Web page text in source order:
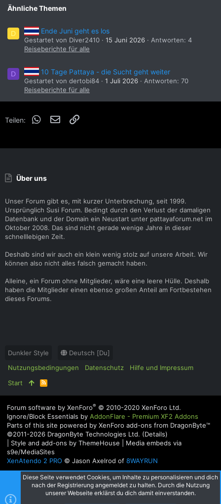
:
Ähnliche Themen
D Ende Juni geht es los
Gestartet von Diver2410 15 Juni 2026
Antworten: 4
Reiseberichte für alle
D 10 Tage Pattaya - die Sucht geht weiter
Gestartet von dertobi84 1 Juli 2026
Antworten: 70
Reiseberichte für alle
Teilen: WhatsApp
E-Mail
Über uns
Unser Forum gibt es, mit kurzer Unterbrechung, seit 1999.
Ursprünglich Susi Forum. Bedingt durch den Verlust der damaligen
Datenbank und der Domain ein Neustart unter pattayaforum.net im
Oktober 2008. Das sind nicht gerade wenige Jahre in dieser
schnelllebigen Zeit.
Deshalb sind wir auch ein klein wenig stolz auf unsere Arbeit. Wir
können also nicht alles falsch gemacht haben.
Alleine, ein Forum ohne Mitglieder, wäre eine leere Hülle. Deshalb
haben die Mitglieder einen ebenso großen Anteil am Fortbestehen
dieses Forums.
Dunkler Style
Deutsch [Du]
Nutzungsbedingungen
Datenschutz
Hilfe und Impressum
Start
R
S
S
Forum software by XenForo® © 2010-2020 XenForo Ltd.
Ignore/Block Essentials by AddonFlare - Premium XF2 Addons
Parts of this site powered by XenForo add-ons from DragonByte™
©2011-2026 DragonByte Technologies Ltd. (Details)
Style and add-ons by ThemeHouse
Media embeds via
s9e/MediaSites
XenAtendo 2 PRO © Jason Axelrod of 8WAYRUN
Diese Seite verwendet Cookies, um Inhalte zu personalisieren und dich
nach der Registrierung angemeldet zu halten. Durch die Nutzung
unserer Webseite erklärst du dich damit einverstanden.